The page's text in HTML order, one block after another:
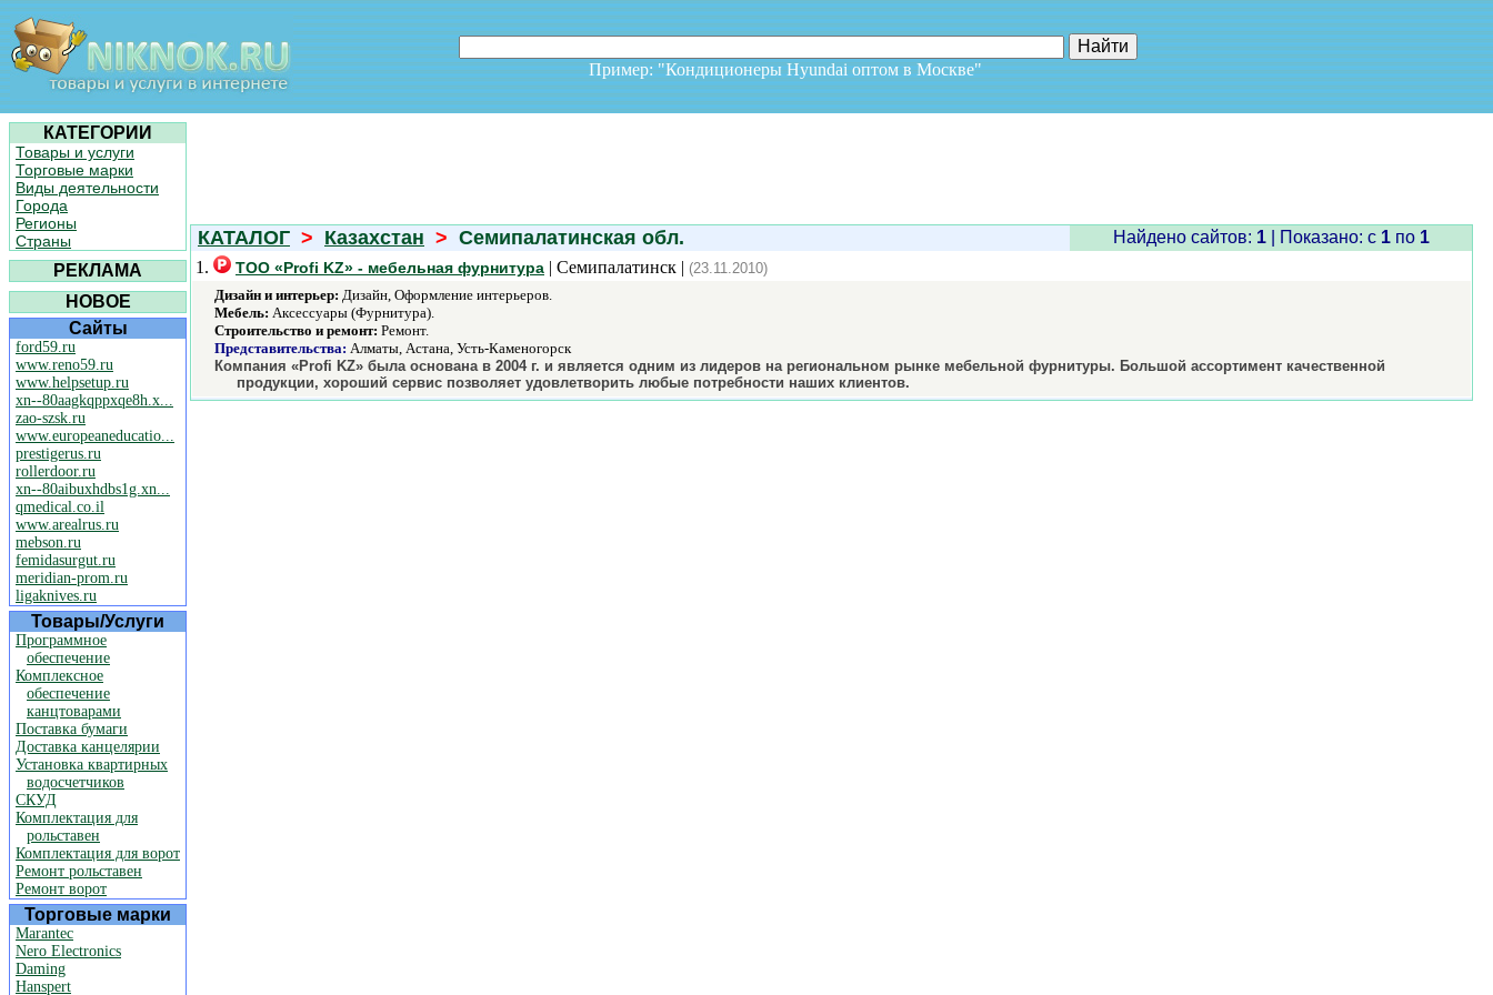
Пример: "Кондиционеры Hyundai оптом в Москве"
КАТЕГОРИИ
Товары и услуги
Торговые марки
Виды деятельности
Города
Регионы
Страны
РЕКЛАМА
НОВОЕ
Сайты
ford59.ru
www.reno59.ru
www.helpsetup.ru
xn--80aagkqppxqe8h.x...
zao-szsk.ru
www.europeaneducatio...
prestigerus.ru
rollerdoor.ru
xn--80aibuxhdbs1g.xn...
qmedical.co.il
www.arealrus.ru
mebson.ru
femidasurgut.ru
meridian-prom.ru
ligaknives.ru
Товары/Услуги
Программное
обеспечение
Комплексное
обеспечение
канцтоварами
Поставка бумаги
Доставка канцелярии
Установка квартирных
водосчетчиков
СКУД
Комплектация для
рольставен
Комплектация для ворот
Ремонт рольставен
Ремонт ворот
Торговые марки
Marantec
Nero Electronics
Daming
Hanspert
КАТАЛОГ > Казахстан > Семипалатинская обл. Найдено сайтов: 1| Показано: c 1по 1
1.
ТОО «Profi KZ» - мебельная фурнитура | Семипалатинск | (23.11.2010)
Дизайн и интерьер: Дизайн, Оформление интерьеров.
Мебель: Аксессуары (Фурнитура).
Строительство и ремонт: Ремонт.
Представительства: Алматы, Астана, Усть-Каменогорск
Компания «Profi KZ» была основана в 2004 г. и является одним из лидеров на региональном рынке мебельной фурнитуры. Большой ассортимент качественной
продукции, хороший сервис позволяет удовлетворить любые потребности наших клиентов.